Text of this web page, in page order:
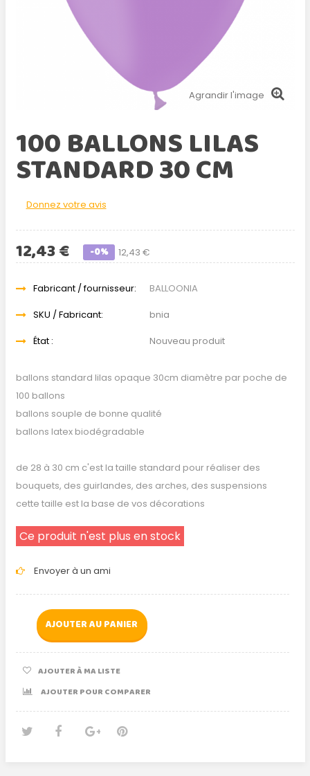
Agrandir l'image
100 BALLONS LILAS
STANDARD 30 CM
Donnez votre avis
12,43 €
12,43 € -0%
Fabricant / fournisseur:
BALLOONIA
SKU / Fabricant:
bnia
État :
Nouveau produit
ballons standard lilas opaque 30cm diamètre par poche de
100 ballons
ballons souple de bonne qualité
ballons latex biodégradable
de 28 à 30 cm c'est la taille standard pour réaliser des
bouquets, des guirlandes, des arches, des suspensions
cette taille est la base de vos décorations
Ce produit n'est plus en stock
Envoyer à un ami
AJOUTER AU PANIER
AJOUTER À MA LISTE
AJOUTER POUR COMPARER